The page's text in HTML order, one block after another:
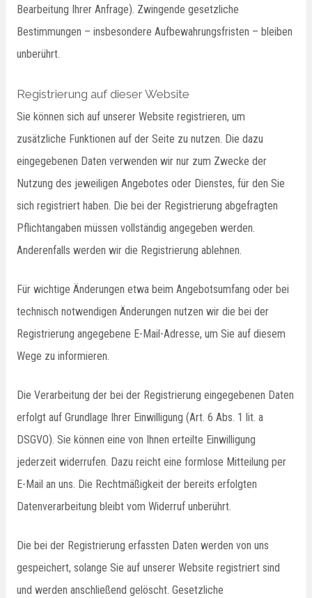
Bearbeitung Ihrer Anfrage). Zwingende gesetzliche
Bestimmungen – insbesondere Aufbewahrungsfristen – bleiben
unberührt.
Registrierung auf dieser Website
Sie können sich auf unserer Website registrieren, um
zusätzliche Funktionen auf der Seite zu nutzen. Die dazu
eingegebenen Daten verwenden wir nur zum Zwecke der
Nutzung des jeweiligen Angebotes oder Dienstes, für den Sie
sich registriert haben. Die bei der Registrierung abgefragten
Pflichtangaben müssen vollständig angegeben werden.
Anderenfalls werden wir die Registrierung ablehnen.
Für wichtige Änderungen etwa beim Angebotsumfang oder bei
technisch notwendigen Änderungen nutzen wir die bei der
Registrierung angegebene E-Mail-Adresse, um Sie auf diesem
Wege zu informieren.
Die Verarbeitung der bei der Registrierung eingegebenen Daten
erfolgt auf Grundlage Ihrer Einwilligung (Art. 6 Abs. 1 lit. a
DSGVO). Sie können eine von Ihnen erteilte Einwilligung
jederzeit widerrufen. Dazu reicht eine formlose Mitteilung per
E-Mail an uns. Die Rechtmäßigkeit der bereits erfolgten
Datenverarbeitung bleibt vom Widerruf unberührt.
Die bei der Registrierung erfassten Daten werden von uns
gespeichert, solange Sie auf unserer Website registriert sind
und werden anschließend gelöscht. Gesetzliche